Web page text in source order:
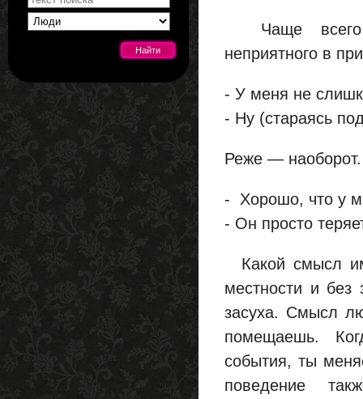
Чаще всего
неприятного в
- У меня не
- Ну (стараясь
Реже —
- Хорошо, что у
- Он просто
Какой смысл
местности и
засуха. Смысл
помещаешь.
события, ты
поведение